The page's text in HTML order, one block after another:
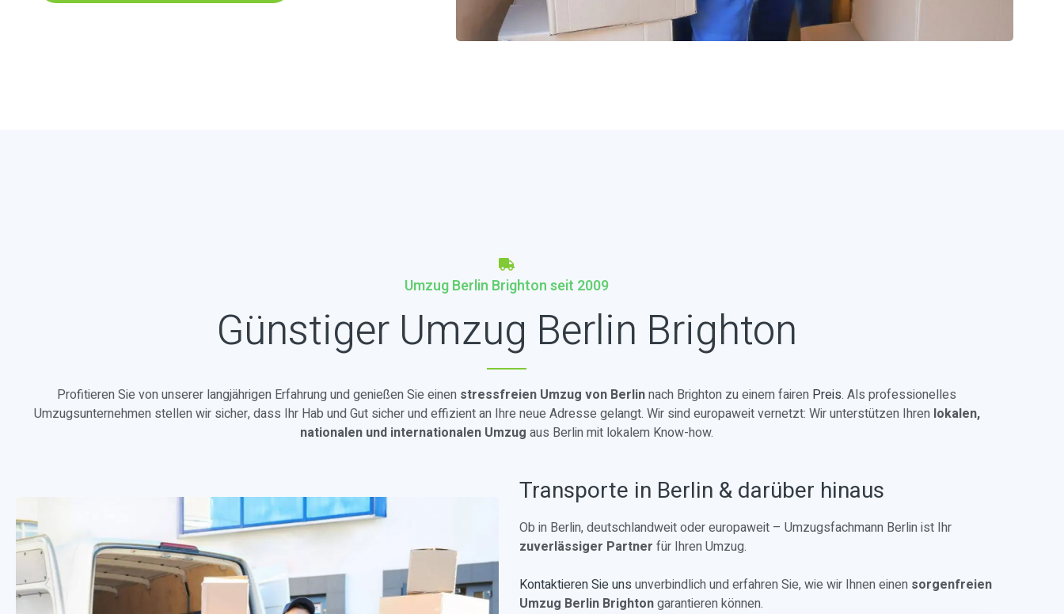
Umzug Berlin Brighton seit 2009
Günstiger Umzug Berlin Brighton
Profitieren Sie von unserer langjährigen Erfahrung und genießen Sie einen stressfreien Umzug von Berlinnach Brighton zu einem fairen Preis. Als professionelles
Umzugsunternehmen stellen wir sicher, dass Ihr Hab und Gut sicher und effizient an Ihre neue Adresse gelangt. Wir sind europaweit vernetzt: Wir unterstützen Ihren lokalen,
nationalen und internationalen Umzug aus Berlin mit lokalem Know-how.
Transporte in Berlin & darüber hinaus
Ob in Berlin, deutschlandweit oder europaweit – Umzugsfachmann Berlin ist Ihr
zuverlässiger Partner für Ihren Umzug.
Kontaktieren Sie uns unverbindlich und erfahren Sie, wie wir Ihnen einen sorgenfreien
Umzug Berlin Brightongarantieren können.